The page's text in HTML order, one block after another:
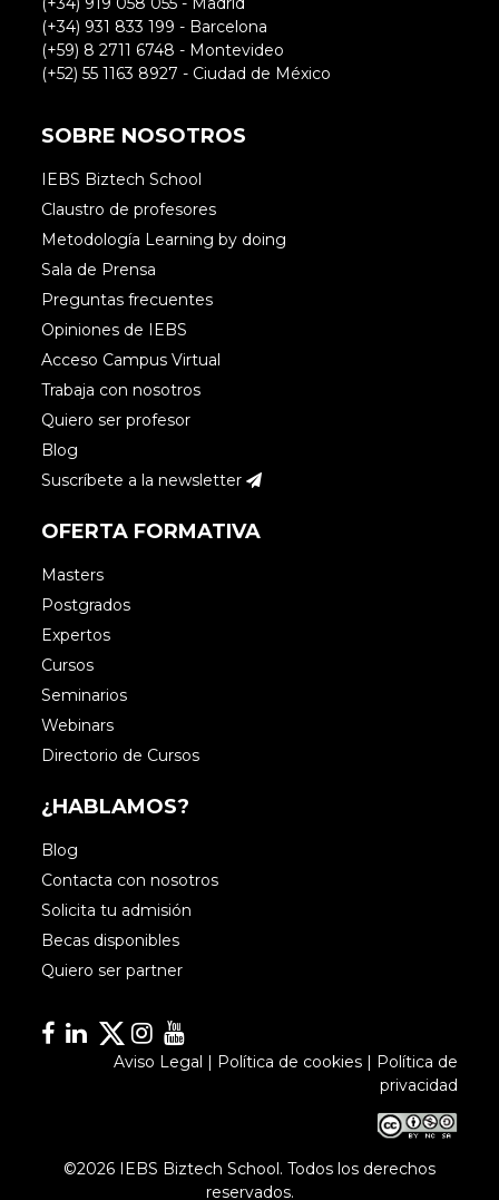
(+34) 931 833 199 - Barcelona
(+59) 8 2711 6748 - Montevideo
(+52) 55 1163 8927 - Ciudad de México
SOBRE NOSOTROS
IEBS Biztech School
Claustro de profesores
Metodología Learning by doing
Sala de Prensa
Preguntas frecuentes
Opiniones de IEBS
Acceso Campus Virtual
Trabaja con nosotros
Quiero ser profesor
Blog
Suscríbete a la newsletter
OFERTA FORMATIVA
Masters
Postgrados
Expertos
Cursos
Seminarios
Webinars
Directorio de Cursos
¿HABLAMOS?
Blog
Contacta con nosotros
Solicita tu admisión
Becas disponibles
Quiero ser partner
Facebook
Linkedin
Linkedin
Instagram
Aviso Legal | Política de cookies| Política de
privacidad
©2026 IEBS Biztech School. Todos los derechos
reservados.